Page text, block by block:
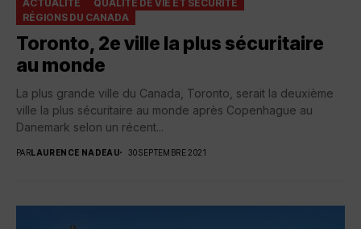
ACTUALITÉ
QUALITÉ DE VIE ET SÉCURITÉ
RÉGIONS DU CANADA
Toronto, 2e ville la plus sécuritaire
au monde
La plus grande ville du Canada, Toronto, serait la deuxième
ville la plus sécuritaire au monde après Copenhague au
Danemark selon un récent...
PARLAURENCE NADEAU 30 SEPTEMBRE 2021